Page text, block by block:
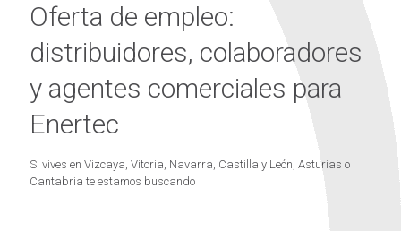
Oferta de empleo:
distribuidores, colaboradores
y agentes comerciales para
Enertec
Si vives en Vizcaya, Vitoria, Navarra, Castilla y León, Asturias o
Cantabria te estamos buscando